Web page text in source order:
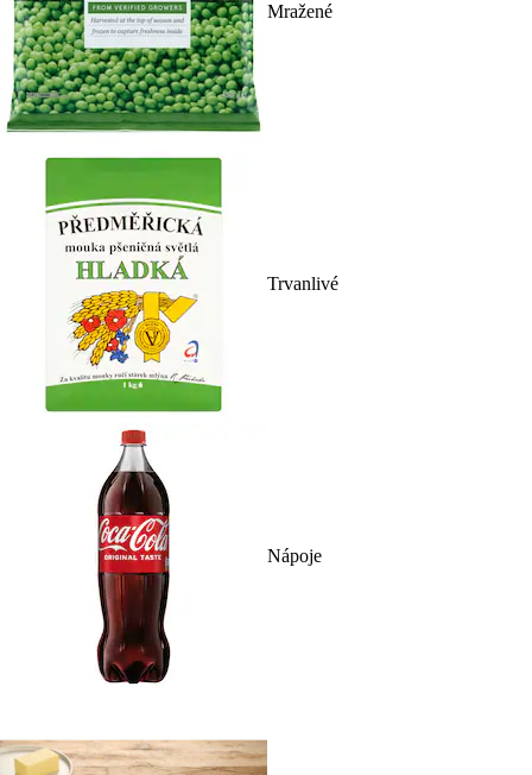
Mražené
Trvanlivé
Nápoje